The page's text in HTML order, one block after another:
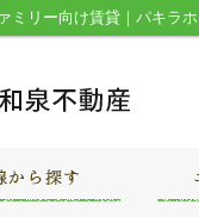
ミリー向け賃貸｜パキラ